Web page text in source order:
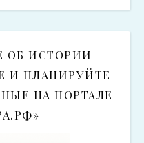
ОБ ИСТОРИИ
И ПЛАНИРУЙТЕ
НА ПОРТАЛЕ